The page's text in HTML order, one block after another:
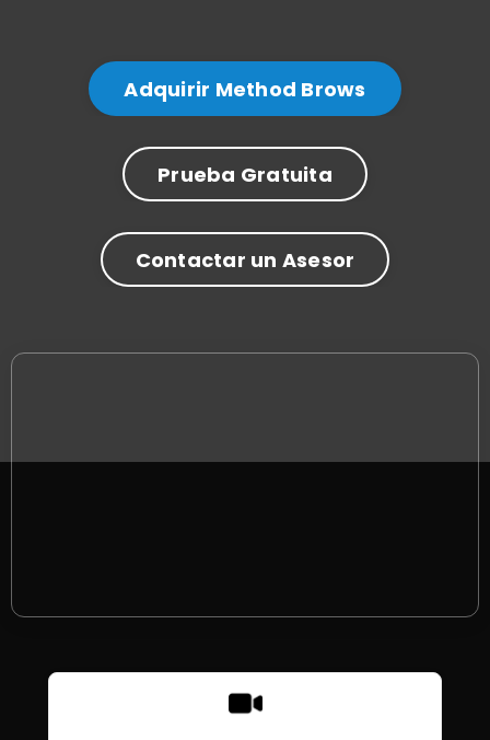
Adquirir Method Brows
Prueba Gratuita
Contactar un Asesor